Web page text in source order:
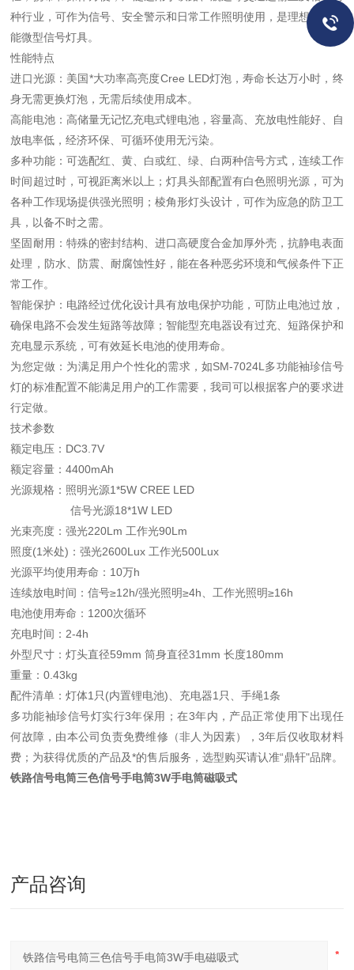
种行业，可作为信号、安全警示和日常工作照明使用，是理想的多功
能微型信号灯具。
性能特点
进口光源：美国*大功率高亮度Cree LED灯泡，寿命长达万小时，终
身无需更换灯泡，无需后续使用成本。
高能电池：高储量无记忆充电式锂电池，容量高、充放电性能好、自
放电率低，经济环保、可循环使用无污染。
多种功能：可选配红、黄、白或红、绿、白两种信号方式，连续工作
时间超过时，可视距离米以上；灯具头部配置有白色照明光源，可为
各种工作现场提供强光照明；棱角形灯头设计，可作为应急的防卫工
具，以备不时之需。
坚固耐用：特殊的密封结构、进口高硬度合金加厚外壳，抗静电表面
处理，防水、防震、耐腐蚀性好，能在各种恶劣环境和气候条件下正
常工作。
智能保护：电路经过优化设计具有放电保护功能，可防止电池过放，
确保电路不会发生短路等故障；智能型充电器设有过充、短路保护和
充电显示系统，可有效延长电池的使用寿命。
为您定做：为满足用户个性化的需求，如SM-7024L多功能袖珍信号
灯的标准配置不能满足用户的工作需要，我司可以根据客户的要求进
行定做。
技术参数
额定电压：DC3.7V
额定容量：4400mAh
光源规格：照明光源1*5W CREE LED
信号光源18*1W LED
光束亮度：强光220Lm 工作光90Lm
照度(1米处)：强光2600Lux 工作光500Lux
光源平均使用寿命：10万h
连续放电时间：信号≥12h/强光照明≥4h、工作光照明≥16h
电池使用寿命：1200次循环
充电时间：2-4h
外型尺寸：灯头直径59mm 筒身直径31mm 长度180mm
重量：0.43kg
配件清单：灯体1只(内置锂电池)、充电器1只、手绳1条
多功能袖珍信号灯实行3年保用；在3年内，产品正常使用下出现任
何故障，由本公司负责免费维修（非人为因素），3年后仅收取材料
费；为获得优质的产品及*的售后服务，选型购买请认准“鼎轩"品牌。
铁路信号电筒三色信号手电筒3W手电筒磁吸式
产品咨询